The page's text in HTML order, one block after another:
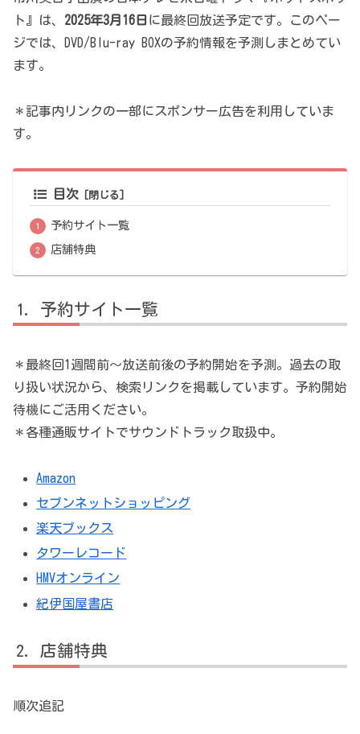
ト』は、 2025年3月16日 に最終回放送予定です。このペー
ジでは、DVD/Blu-ray BOXの予約情報を予測しまとめてい
ます。
＊記事内リンクの一部にスポンサー広告を利用していま
す。
目次
予約サイト一覧
店舗特典
予約サイト一覧
＊最終回1週間前～放送前後の予約開始を予測。過去の取
り扱い状況から、検索リンクを掲載しています。予約開始
待機にご活用ください。
＊各種通販サイトでサウンドトラック取扱中。
Amazon
セブンネットショッピング
楽天ブックス
タワーレコード
HMVオンライン
紀伊国屋書店
店舗特典
順次追記